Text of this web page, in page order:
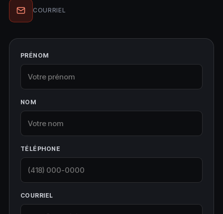
COURRIEL
PRÉNOM
NOM
TÉLÉPHONE
COURRIEL